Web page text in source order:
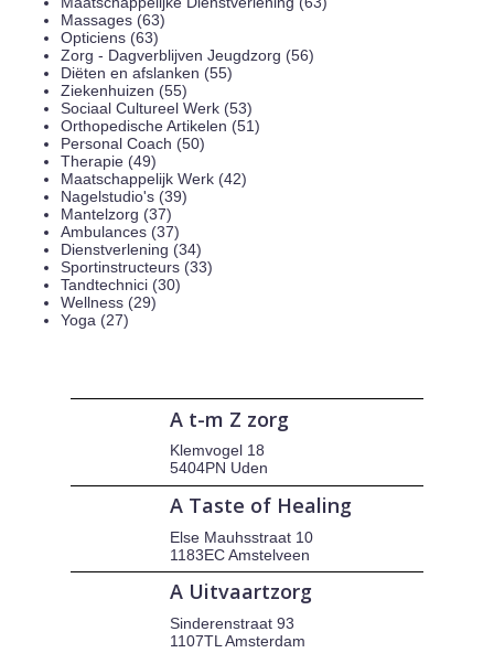
Massages (63)
Opticiens (63)
Zorg - Dagverblijven Jeugdzorg (56)
Diëten en afslanken (55)
Ziekenhuizen (55)
Sociaal Cultureel Werk (53)
Orthopedische Artikelen (51)
Personal Coach (50)
Therapie (49)
Maatschappelijk Werk (42)
Nagelstudio's (39)
Mantelzorg (37)
Ambulances (37)
Dienstverlening (34)
Sportinstructeurs (33)
Tandtechnici (30)
Wellness (29)
Yoga (27)
A t-m Z zorg
Klemvogel 18
5404PN Uden
A Taste of Healing
Else Mauhsstraat 10
1183EC Amstelveen
A Uitvaartzorg
Sinderenstraat 93
1107TL Amsterdam